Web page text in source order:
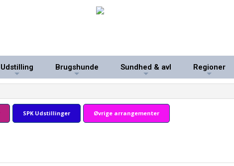
+
Udstilling
+
Brugshunde
+
Sundhed & avl
+
Regioner
SPK Udstillinger Øvrige arrangementer